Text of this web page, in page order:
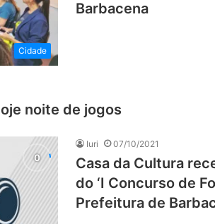
Cidade
Barbacena
noite de jogos
Iuri 07/10/2021
Casa da Cultura
do ‘I Concurso de
Prefeitura de